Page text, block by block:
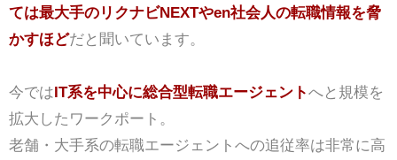
ては最大手のリクナビNEXTやen社会人の転職情報を脅
かすほどだと聞いています。
今ではIT系を中心に総合型転職エージェントへと規模を
拡大したワークポート。
老舗・大手系の転職エージェントへの追従率は非常に高